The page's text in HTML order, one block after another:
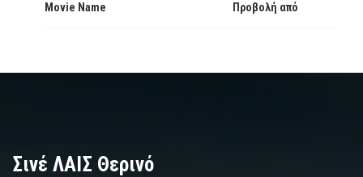
Movie Name Προβολή από
Σινέ ΛΑΙΣ Θερινό